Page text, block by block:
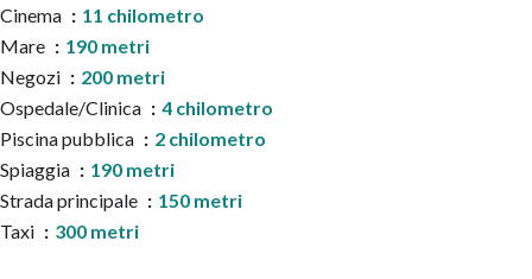
Cinema
11 chilometro
Mare
190 metri
Negozi
200 metri
Ospedale/Clinica
4 chilometro
Piscina pubblica
2 chilometro
Spiaggia
190 metri
Strada principale
150 metri
Taxi
300 metri